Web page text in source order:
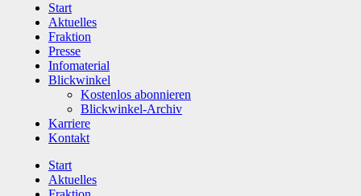
Start
Aktuelles
Fraktion
Presse
Infomaterial
Blickwinkel
Kostenlos abonnieren
Blickwinkel-Archiv
Karriere
Kontakt
Start
Aktuelles